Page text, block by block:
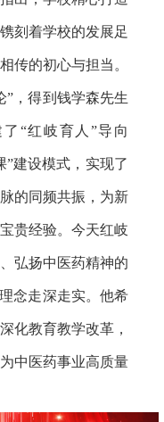
刻着学校的发展足
传的初心与担当。
”，得到钱学森先生
“红岐育人”导向
”建设模式，实现了
的同频共振，为新
贵经验。今天红岐
弘扬中医药精神的
念走深走实。他希
化教育教学改革，
中医药事业高质量